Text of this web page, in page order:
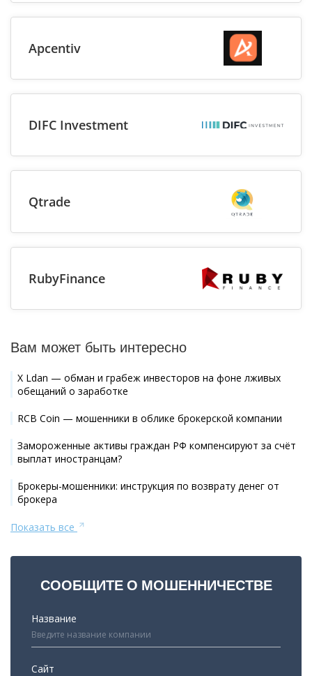
Apcentiv
DIFC Investment
Qtrade
RubyFinance
Вам может быть интересно
X Ldan — обман и грабеж инвесторов на фоне лживых
обещаний о заработке
RCB Coin — мошенники в облике брокерской компании
Замороженные активы граждан РФ компенсируют за счёт
выплат иностранцам?
Брокеры-мошенники: инструкция по возврату денег от
брокера
Показать все
СООБЩИТЕ О МОШЕННИЧЕСТВЕ
Название
Сайт